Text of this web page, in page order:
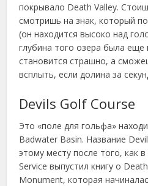
покрывало Death Valley.
смотришь на знак, который
(он находится высоко над
глубина того озера была еще
становится страшно, а
всплыть, если долина за
Devils Golf Course
Это «поле для гольфа»
Badwater Basin. Название
этому месту после того, как
Service выпустил книгу о
Monument, которая